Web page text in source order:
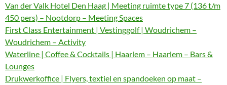
Van der Valk Hotel Den Haag | Meeting ruimte type 7 (136 t/m
450 pers) – Nootdorp – Meeting Spaces
First Class Entertainment | Vestinggolf | Woudrichem –
Woudrichem – Activity
Waterline | Coffee & Cocktails | Haarlem – Haarlem – Bars &
Lounges
Drukwerkoffice | Flyers, textiel en spandoeken op maat –